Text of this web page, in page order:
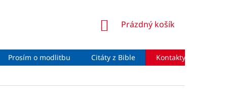
NÁKUPNÍ
Prázdný košík
Prosím o modlitbu Citáty z Bible Kontakty